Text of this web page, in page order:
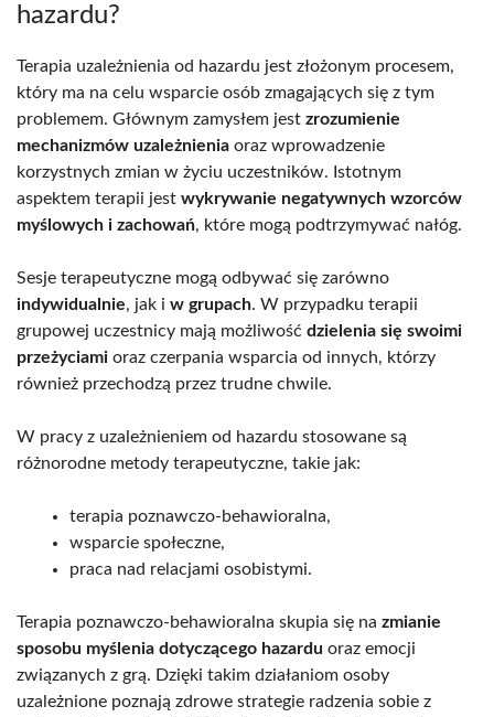
hazardu?
Terapia uzależnienia od hazardu jest złożonym procesem,
który ma na celu wsparcie osób zmagających się z tym
problemem. Głównym zamysłem jest zrozumienie
mechanizmów uzależnienia oraz wprowadzenie
korzystnych zmian w życiu uczestników. Istotnym
aspektem terapii jest wykrywanie negatywnych wzorców
myślowych i zachowań, które mogą podtrzymywać nałóg.
Sesje terapeutyczne mogą odbywać się zarówno
indywidualnie, jak i w grupach. W przypadku terapii
grupowej uczestnicy mają możliwość dzielenia się swoimi
przeżyciami oraz czerpania wsparcia od innych, którzy
również przechodzą przez trudne chwile.
W pracy z uzależnieniem od hazardu stosowane są
różnorodne metody terapeutyczne, takie jak:
terapia poznawczo-behawioralna,
wsparcie społeczne,
praca nad relacjami osobistymi.
Terapia poznawczo-behawioralna skupia się na zmianie
sposobu myślenia dotyczącego hazardu oraz emocji
związanych z grą. Dzięki takim działaniom osoby
uzależnione poznają zdrowe strategie radzenia sobie z